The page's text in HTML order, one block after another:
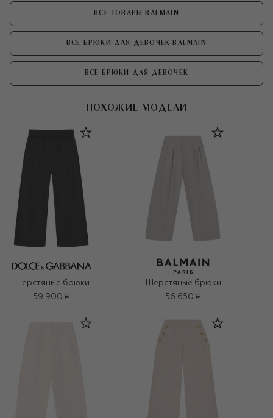
ВСЕ ТОВАРЫ BALMAIN
ВСЕ БРЮКИ ДЛЯ ДЕВОЧЕК BALMAIN
ВСЕ БРЮКИ ДЛЯ ДЕВОЧЕК
ПОХОЖИЕ МОДЕЛИ
Шерстяные брюки
59 900 ₽
Шерстяные брюки
56 650 ₽